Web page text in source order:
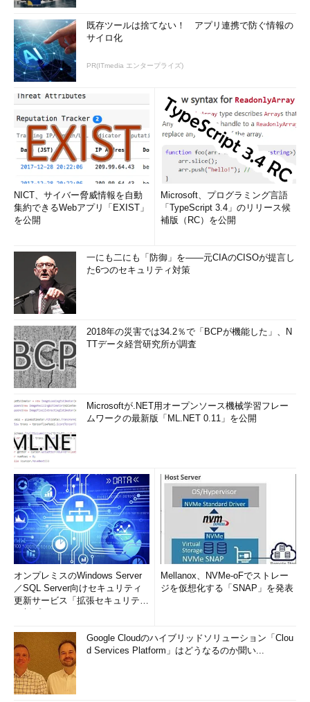
既存ツールは捨てない！ アプリ連携で防ぐ情報の
サイロ化
PR(ITmedia エンタープライズ)
NICT、サイバー脅威情報を自動
集約できるWebアプリ「EXIST」
を公開
Microsoft、プログラミング言語
「TypeScript 3.4」のリリース候
補版（RC）を公開
一にも二にも「防御」を――元CIAのCISOが提言し
た6つのセキュリティ対策
2018年の災害では34.2％で「BCPが機能した」、N
TTデータ経営研究所が調査
Microsoftが.NET用オープンソース機械学習フレー
ムワークの最新版「ML.NET 0.11」を公開
オンプレミスのWindows Server
／SQL Server向けセキュリティ
更新サービス「拡張セキュリティ
Mellanox、NVMe-oFでストレー
ジを仮想化する「SNAP」を発表
Google Cloudのハイブリッドソリューション「Clou
d Services Platform」はどうなるのか聞い...